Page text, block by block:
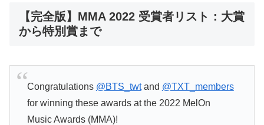
【完全版】MMA 2022 受賞者リスト：大賞
から特別賞まで
Congratulations @BTS_twtand @TXT_members
for winning these awards at the 2022 MelOn
Music Awards (MMA)!